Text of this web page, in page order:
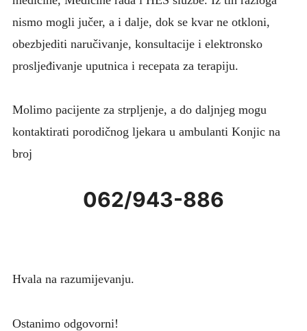
nismo mogli jučer, a i dalje, dok se kvar ne otkloni,
obezbjediti naručivanje, konsultacije i elektronsko
prosljeđivanje uputnica i recepata za terapiju.
Molimo pacijente za strpljenje, a do daljnjeg mogu
kontaktirati porodičnog ljekara u ambulanti Konjic na
broj
062/943-886
Hvala na razumijevanju.
Ostanimo odgovorni!